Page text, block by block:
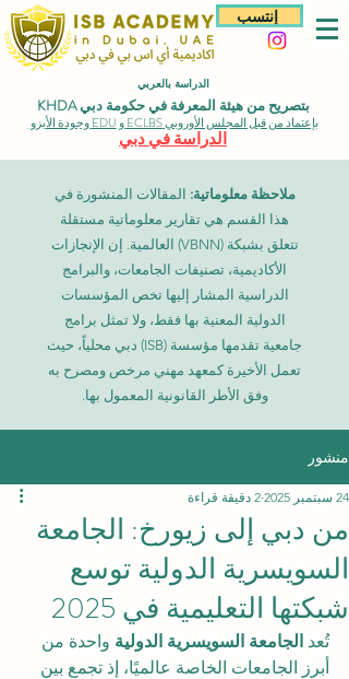
إنتسب
الدراسة بالعربي
بتصريح من هيئة المعرفة في حكومة دبي KHDA
بإعتماد من قبل المجلس الأوروبي ECLBS و EDU وجودة الأيزو
الدراسة في دبي
ملاحظة معلوماتية: المقالات المنشورة في
هذا القسم هي تقارير معلوماتية مستقلة
تتعلق بشبكة (VBNN) العالمية. إن الإنجازات
الأكاديمية، تصنيفات الجامعات، والبرامج
الدراسية المشار إليها تخص المؤسسات
الدولية المعنية بها فقط، ولا تمثل برامج
جامعية تقدمها مؤسسة (ISB) دبي محلياً، حيث
تعمل الأخيرة كمعهد مهني مرخص ومصرح به
وفق الأطر القانونية المعمول بها.
منشور
من دبي إلى زيورخ: الجامعة
السويسرية الدولية توسع
شبكتها التعليمية في 2025
24 سبتمبر 2025 2 دقيقة قراءة
تُعد الجامعة السويسرية الدولية واحدة من
أبرز الجامعات الخاصة عالميًا، إذ تجمع بين